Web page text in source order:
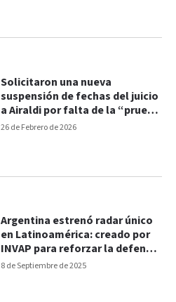
26 de Febrero de 2026
Solicitaron una nueva
suspensión de fechas del juicio
a Airaldi por falta de la “prueba
principal”
8 de Septiembre de 2025
Argentina estrenó radar único
en Latinoamérica: creado por
INVAP para reforzar la defensa
aérea